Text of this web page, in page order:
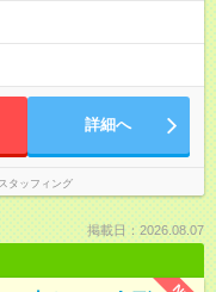
詳細へ
タッフィング
掲載日：2026.08.07